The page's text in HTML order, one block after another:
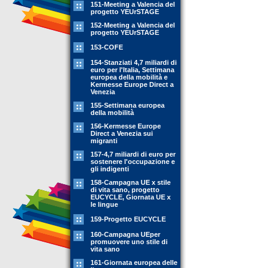
151-Meeting a Valencia del
progetto YEUrSTAGE
152-Meeting a Valencia del
progetto YEUrSTAGE
153-COFE
154-Stanziati 4,7 miliardi di
euro per l'Italia, Settimana
europea della mobilità e
Kermesse Europe Direct a
Venezia
155-Settimana europea
della mobilità
156-Kermesse Europe
Direct a Venezia sui
migranti
157-4,7 miliardi di euro per
sostenere l'occupazione e
gli indigenti
158-Campagna UE x stile
di vita sano, progetto
EUCYCLE, Giornata UE x
le lingue
159-Progetto EUCYCLE
160-Campagna UEper
promuovere uno stile di
vita sano
161-Giornata europea delle